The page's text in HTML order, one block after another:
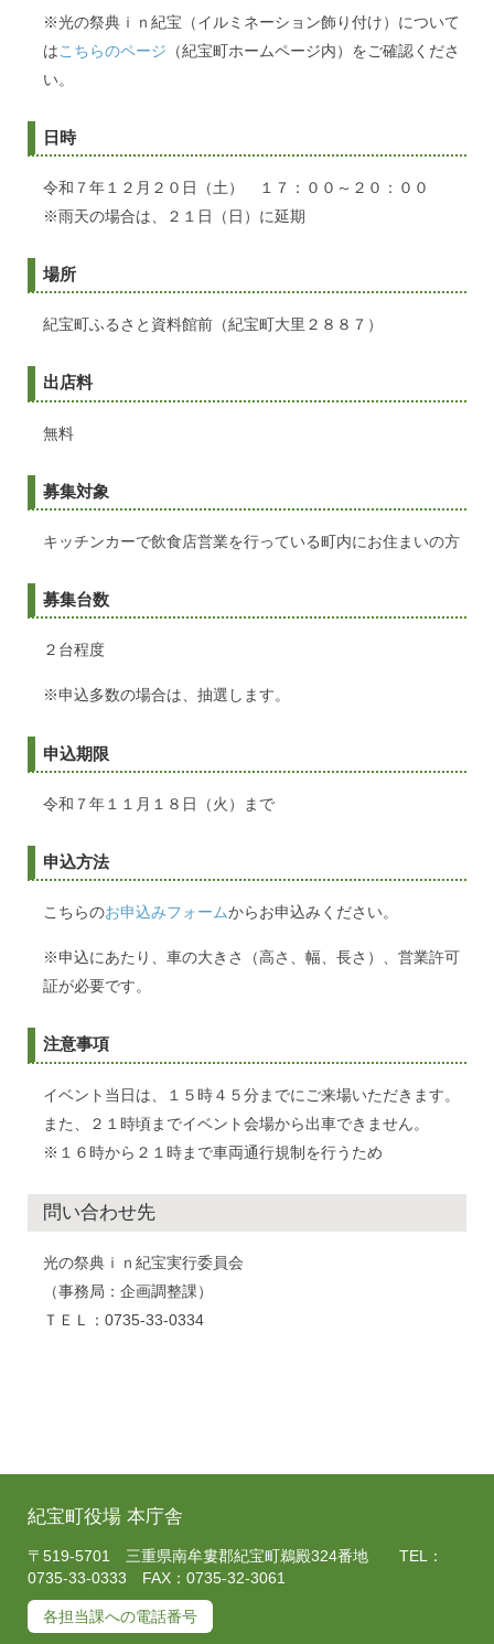
※光の祭典ｉｎ紀宝（イルミネーション飾り付け）について
はこちらのページ （紀宝町ホームページ内）をご確認くださ
い。
日時
令和７年１２月２０日（土） １７：００～２０：００
※雨天の場合は、２１日（日）に延期
場所
紀宝町ふるさと資料館前（紀宝町大里２８８７）
出店料
無料
募集対象
キッチンカーで飲食店営業を行っている町内にお住まいの方
募集台数
２台程度
※申込多数の場合は、抽選します。
申込期限
令和７年１１月１８日（火）まで
申込方法
こちらのお申込みフォームからお申込みください。
※申込にあたり、車の大きさ（高さ、幅、長さ）、営業許可
証が必要です。
注意事項
イベント当日は、１５時４５分までにご来場いただきます。
また、２１時頃までイベント会場から出車できません。
※１６時から２１時まで車両通行規制を行うため
問い合わせ先
光の祭典ｉｎ紀宝実行委員会
（事務局：企画調整課）
ＴＥＬ：0735-33-0334
紀宝町役場 本庁舎
〒519-5701 三重県南牟婁郡紀宝町鵜殿324番地 TEL：
0735-33-0333 FAX：0735-32-3061
各担当課への電話番号